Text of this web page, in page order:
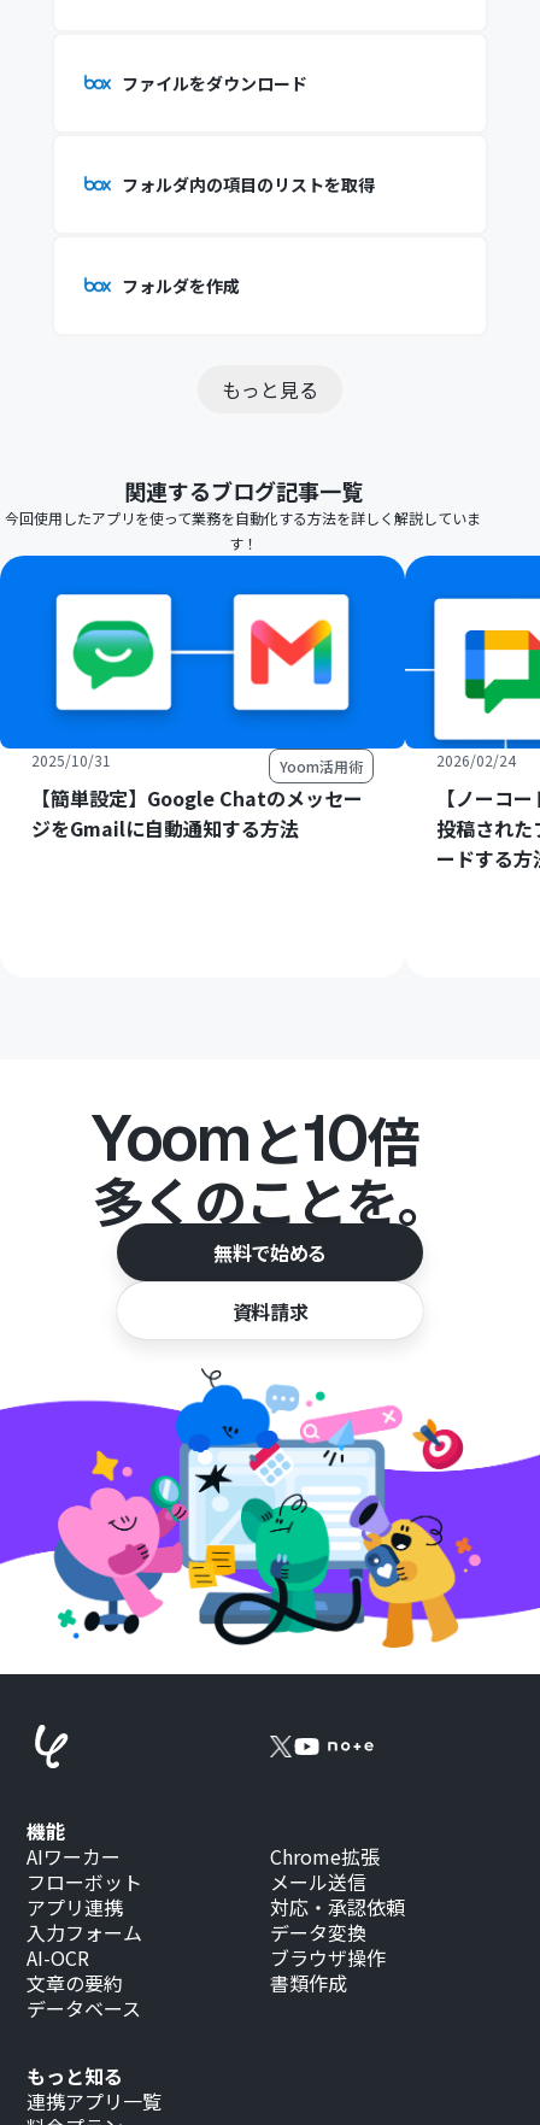
ファイルをダウンロード
フォルダ内の項目のリストを取得
フォルダを作成
もっと見る
関連するブログ記事一覧
今回使用したアプリを使って業務を自動化する方法を詳しく解説していま
す！
2025/10/31 Yoom活用術
【簡単設定】Google Chatのメッセー
ジをGmailに自動通知する方法
2026/02/24
【ノーコ
投稿され
ードする方
Yoomと10倍
多くのことを。
無料で始める
資料請求
もっと知る
連携アプリ一覧
機能
AIワーカー
フローボット
アプリ連携
入力フォーム
AI-OCR
文章の要約
データベース
Chrome拡張
メール送信
対応・承認依頼
データ変換
ブラウザ操作
書類作成